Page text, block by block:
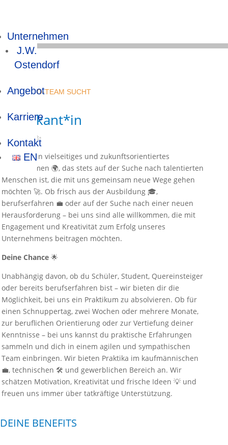
Unternehmen
J.W.
Ostendorf
Angebot
Karriere
Kontakt
EN
UNSER JWO-TEAM SUCHT
Praktikant*in
Über uns ✨
Wir sind ein vielseitiges und zukunftsorientiertes
Unternehmen 🌍, das stets auf der Suche nach talentierten
Menschen ist, die mit uns gemeinsam neue Wege gehen
möchten 🚀. Ob frisch aus der Ausbildung 🎓,
berufserfahren 💼 oder auf der Suche nach einer neuen
Herausforderung – bei uns sind alle willkommen, die mit
Engagement und Kreativität zum Erfolg unseres
Unternehmens beitragen möchten.
Deine Chance 🌟
Unabhängig davon, ob du Schüler, Student, Quereinsteiger
oder bereits berufserfahren bist – wir bieten dir die
Möglichkeit, bei uns ein Praktikum zu absolvieren. Ob für
einen Schnuppertag, zwei Wochen oder mehrere Monate,
zur beruflichen Orientierung oder zur Vertiefung deiner
Kenntnisse – bei uns kannst du praktische Erfahrungen
sammeln und dich in einem agilen und sympathischen
Team einbringen. Wir bieten Praktika im kaufmännischen
💼, technischen 🛠️ und gewerblichen Bereich an. Wir
schätzen Motivation, Kreativität und frische Ideen 💡 und
freuen uns immer über tatkräftige Unterstützung.
DEINE BENEFITS